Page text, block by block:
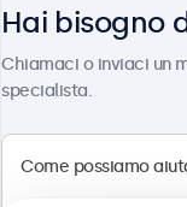
Hai bisogno
Chiamaci o inviaci un
specialista.